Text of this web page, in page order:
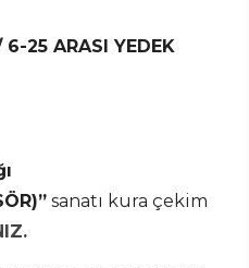
6-25 ARASI YEDEK
sanatı kura çekim